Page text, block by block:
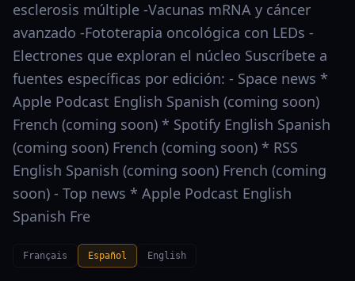
esclerosis múltiple -Vacunas mRNA y cáncer
avanzado -Fototerapia oncológica con LEDs -
Electrones que exploran el núcleo Suscríbete a
fuentes específicas por edición: - Space news *
Apple Podcast English Spanish (coming soon)
French (coming soon) * Spotify English Spanish
(coming soon) French (coming soon) * RSS
English Spanish (coming soon) French (coming
soon) - Top news * Apple Podcast English
Spanish Fre
Français Español English